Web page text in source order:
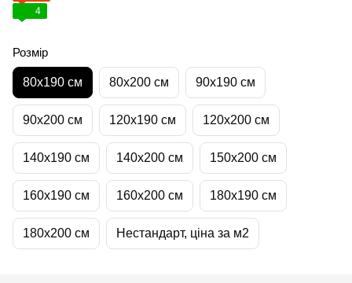
4
Розмір
80х190 см 80х200 см 90х190 см
90х200 см 120х190 см 120х200 см
140х190 см 140х200 см 150х200 см
160х190 см 160х200 см 180х190 см
180х200 см Нестандарт, ціна за м2